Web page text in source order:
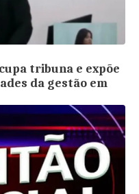
tribuna e expõe
da gestão em